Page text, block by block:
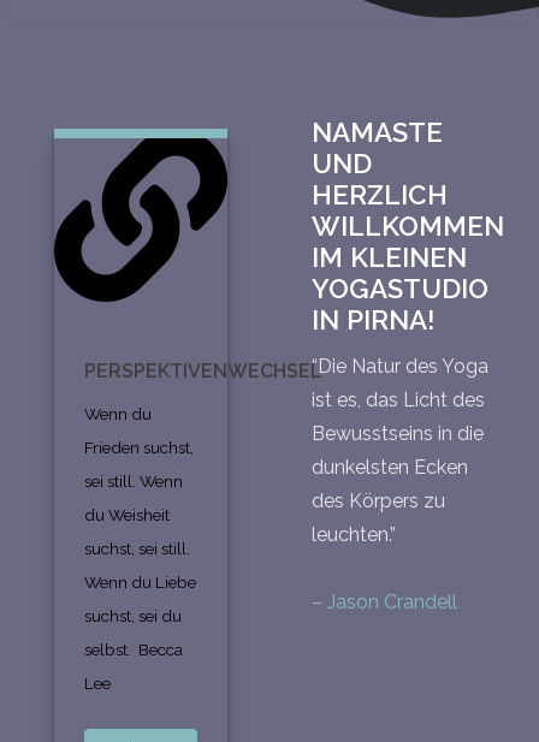
PERSPEKTIVENWECHSEL
Wenn du
Frieden suchst,
sei still. Wenn
du Weisheit
suchst, sei still.
Wenn du Liebe
suchst, sei du
selbst. Becca
Lee
NAMASTE
UND
HERZLICH
WILLKOMMEN
IM KLEINEN
YOGASTUDIO
IN PIRNA!
“Die Natur des Yoga
ist es, das Licht des
Bewusstseins in die
dunkelsten Ecken
des Körpers zu
leuchten.”
– Jason Crandell